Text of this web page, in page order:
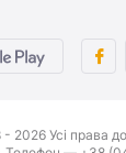
2026 Усі права